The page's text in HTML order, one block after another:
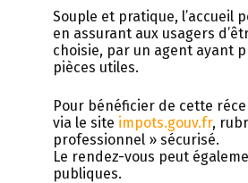
Souple et pratique, l’accueil
en assurant aux usagers
choisie, par un agent ayant
pièces utiles.
Pour bénéficier de cette
via le site impots.gouv.fr,
professionnel » sécurisé.
Le rendez-vous peut
publiques.